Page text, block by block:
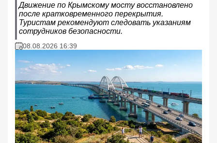
Движение по Крымскому мосту восстановлено
после кратковременного перекрытия.
Туристам рекомендуют следовать указаниям
сотрудников безопасности.
08.08.2026 16:39